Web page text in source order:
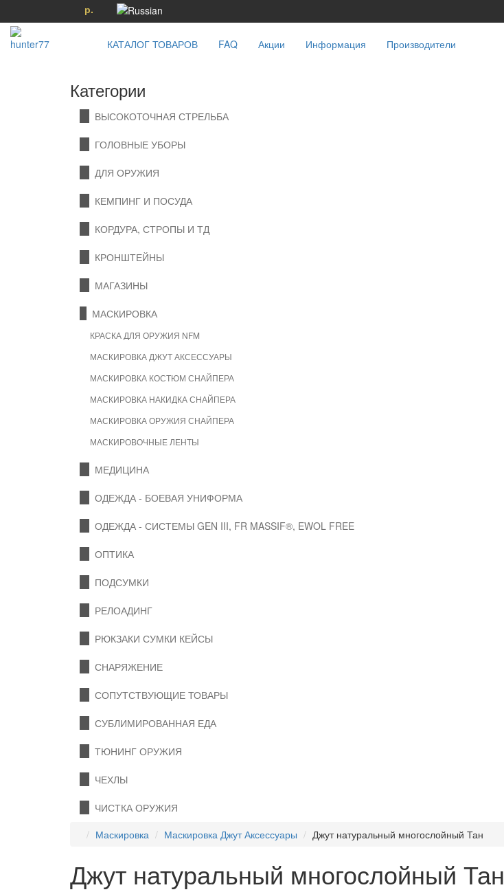
р.
КАТАЛОГ ТОВАРОВ FAQ Акции Информация Производители
Категории
ВЫСОКОТОЧНАЯ СТРЕЛЬБА
ГОЛОВНЫЕ УБОРЫ
ДЛЯ ОРУЖИЯ
КЕМПИНГ И ПОСУДА
КОРДУРА, СТРОПЫ И ТД
КРОНШТЕЙНЫ
МАГАЗИНЫ
МАСКИРОВКА
КРАСКА ДЛЯ ОРУЖИЯ NFM
МАСКИРОВКА ДЖУТ АКСЕССУАРЫ
МАСКИРОВКА КОСТЮМ СНАЙПЕРА
МАСКИРОВКА НАКИДКА СНАЙПЕРА
МАСКИРОВКА ОРУЖИЯ СНАЙПЕРА
МАСКИРОВОЧНЫЕ ЛЕНТЫ
МЕДИЦИНА
ОДЕЖДА - БОЕВАЯ УНИФОРМА
ОДЕЖДА - СИСТЕМЫ GEN III, FR MASSIF®, EWOL FREE
ОПТИКА
ПОДСУМКИ
РЕЛОАДИНГ
РЮКЗАКИ СУМКИ КЕЙСЫ
СНАРЯЖЕНИЕ
СОПУТСТВУЮЩИЕ ТОВАРЫ
СУБЛИМИРОВАННАЯ ЕДА
ТЮНИНГ ОРУЖИЯ
ЧЕХЛЫ
ЧИСТКА ОРУЖИЯ
Маскировка
Маскировка Джут Аксессуары Джут натуральный многослойный Тан
Джут натуральный многослойный Тан